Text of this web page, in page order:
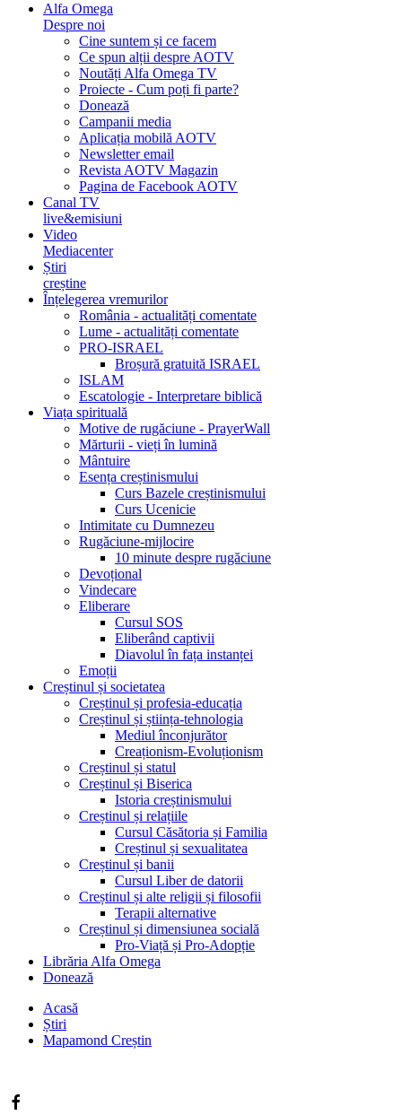
Alfa Omega
Despre noi
Cine suntem și ce facem
Ce spun alții despre AOTV
Noutăți Alfa Omega TV
Proiecte - Cum poți fi parte?
Donează
Campanii media
Aplicația mobilă AOTV
Newsletter email
Revista AOTV Magazin
Pagina de Facebook AOTV
Canal TV
live&emisiuni
Video
Mediacenter
Știri
creștine
Înțelegerea vremurilor
România - actualități comentate
Lume - actualități comentate
PRO-ISRAEL
Broșură gratuită ISRAEL
ISLAM
Escatologie - Interpretare biblică
Viața spirituală
Motive de rugăciune - PrayerWall
Mărturii - vieți în lumină
Mântuire
Esența creștinismului
Curs Bazele creștinismului
Curs Ucenicie
Intimitate cu Dumnezeu
Rugăciune-mijlocire
10 minute despre rugăciune
Devoțional
Vindecare
Eliberare
Cursul SOS
Eliberând captivii
Diavolul în fața instanței
Emoții
Creștinul și societatea
Creștinul și profesia-educația
Creștinul și știința-tehnologia
Mediul înconjurător
Creaționism-Evoluționism
Creștinul și statul
Creștinul și Biserica
Istoria creștinismului
Creștinul și relațiile
Cursul Căsătoria și Familia
Creștinul și sexualitatea
Creștinul și banii
Cursul Liber de datorii
Creștinul și alte religii și filosofii
Terapii alternative
Creștinul și dimensiunea socială
Pro-Viață și Pro-Adopție
Librăria Alfa Omega
Donează
Acasă
Știri
Mapamond Creștin